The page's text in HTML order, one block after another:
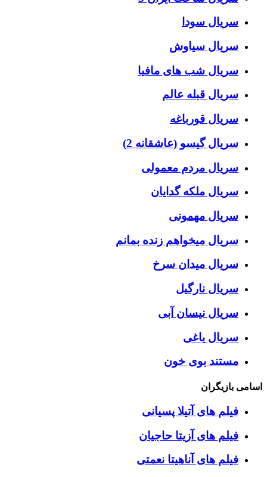
سریال سودا
سریال سیاوش
سریال شب های مافیا
سریال قبله عالم
سریال قورباغه
سریال گیسو (عاشقانه 2)
سریال مردم معمولی
سریال ملکه گدایان
سریال مهمونی
سریال میخواهم زنده بمانم
سریال میدان سرخ
سریال نارگیل
سریال نیسان آبی
سریال یاغی
مستند بوی خون
اسامی بازیگران
فیلم های آتیلا پسیانی
فیلم های آزیتا حاجیان
فیلم های آناهیتا نعمتی